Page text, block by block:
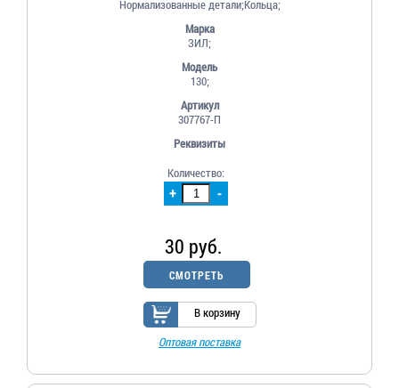
Нормализованные детали;Кольца;
Марка
ЗИЛ;
Модель
130;
Артикул
307767-П
Реквизиты
+ -
Количество:
30 руб.
СМОТРЕТЬ
В корзину
Оптовая поставка